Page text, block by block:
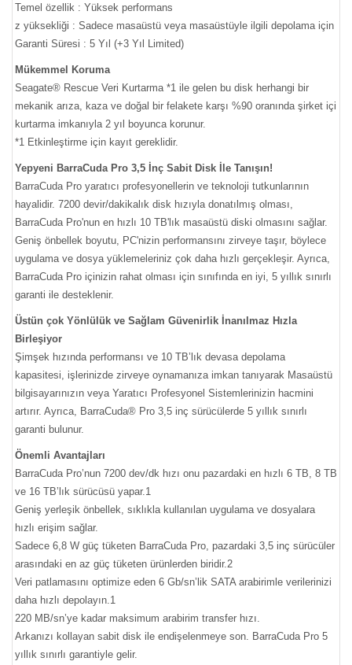
Temel özellik : Yüksek performans
z yüksekliği : Sadece masaüstü veya masaüstüyle ilgili depolama için
Garanti Süresi : 5 Yıl (+3 Yıl Limited)
Mükemmel Koruma
Seagate® Rescue Veri Kurtarma *1 ile gelen bu disk herhangi bir
mekanik arıza, kaza ve doğal bir felakete karşı %90 oranında şirket içi
kurtarma imkanıyla 2 yıl boyunca korunur.
*1 Etkinleştirme için kayıt gereklidir.
Yepyeni BarraCuda Pro 3,5 İnç Sabit Disk İle Tanışın!
BarraCuda Pro yaratıcı profesyonellerin ve teknoloji tutkunlarının
hayalidir. 7200 devir/dakikalık disk hızıyla donatılmış olması,
BarraCuda Pro'nun en hızlı 10 TB'lık masaüstü diski olmasını sağlar.
Geniş önbellek boyutu, PC'nizin performansını zirveye taşır, böylece
uygulama ve dosya yüklemeleriniz çok daha hızlı gerçekleşir. Ayrıca,
BarraCuda Pro içinizin rahat olması için sınıfında en iyi, 5 yıllık sınırlı
garanti ile desteklenir.
Üstün çok Yönlülük ve Sağlam Güvenirlik İnanılmaz Hızla
Birleşiyor
Şimşek hızında performansı ve 10 TB’lık devasa depolama
kapasitesi, işlerinizde zirveye oynamanıza imkan tanıyarak Masaüstü
bilgisayarınızın veya Yaratıcı Profesyonel Sistemlerinizin hacmini
artırır. Ayrıca, BarraCuda® Pro 3,5 inç sürücülerde 5 yıllık sınırlı
garanti bulunur.
Önemli Avantajları
BarraCuda Pro’nun 7200 dev/dk hızı onu pazardaki en hızlı 6 TB, 8 TB
ve 16 TB’lık sürücüsü yapar.1
Geniş yerleşik önbellek, sıklıkla kullanılan uygulama ve dosyalara
hızlı erişim sağlar.
Sadece 6,8 W güç tüketen BarraCuda Pro, pazardaki 3,5 inç sürücüler
arasındaki en az güç tüketen ürünlerden biridir.2
Veri patlamasını optimize eden 6 Gb/sn’lik SATA arabirimle verilerinizi
daha hızlı depolayın.1
220 MB/sn’ye kadar maksimum arabirim transfer hızı.
Arkanızı kollayan sabit disk ile endişelenmeye son. BarraCuda Pro 5
yıllık sınırlı garantiyle gelir.